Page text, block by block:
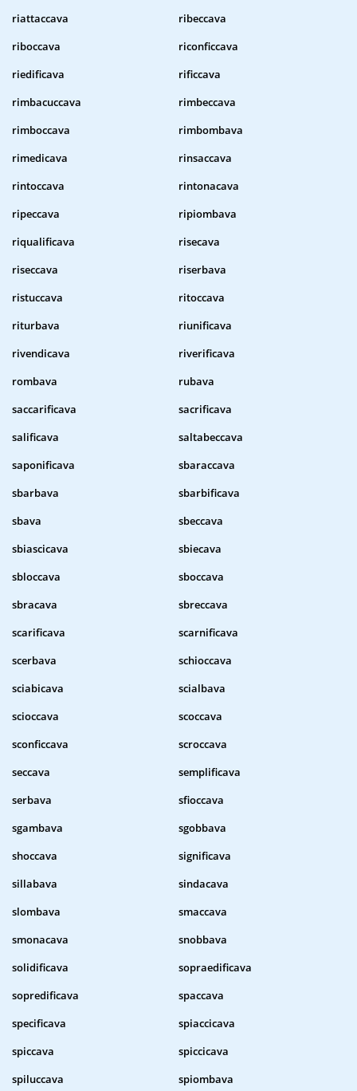
riattaccava
ribeccava
riboccava
riconficcava
riedificava
rificcava
rimbacuccava
rimbeccava
rimboccava
rimbombava
rimedicava
rinsaccava
rintoccava
rintonacava
ripeccava
ripiombava
riqualificava
risecava
riseccava
riserbava
ristuccava
ritoccava
riturbava
riunificava
rivendicava
riverificava
rombava
rubava
saccarificava
sacrificava
salificava
saltabeccava
saponificava
sbaraccava
sbarbava
sbarbificava
sbava
sbeccava
sbiascicava
sbiecava
sbloccava
sboccava
sbracava
sbreccava
scarificava
scarnificava
scerbava
schioccava
sciabicava
scialbava
scioccava
scoccava
sconficcava
scroccava
seccava
semplificava
serbava
sfioccava
sgambava
sgobbava
shoccava
significava
sillabava
sindacava
slombava
smaccava
smonacava
snobbava
solidificava
sopraedificava
sopredificava
spaccava
specificava
spiaccicava
spiccava
spiccicava
spiluccava
spiombava